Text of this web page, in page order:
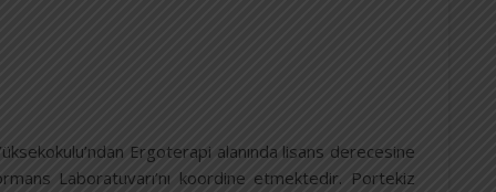
Ergoterapi alanında lisans derecesine
Laboratuvarı’nı koordine etmektedir. Portekiz